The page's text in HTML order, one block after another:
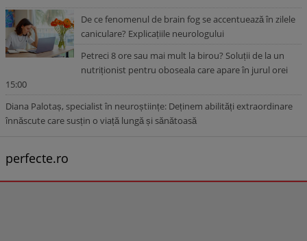
De ce fenomenul de brain fog se accentuează în zilele
caniculare? Explicațiile neurologului
Petreci 8 ore sau mai mult la birou? Soluții de la un
nutriționist pentru oboseala care apare în jurul orei
15:00
Diana Palotaș, specialist în neuroștiințe: Deținem abilități extraordinare
înnăscute care susțin o viață lungă și sănătoasă
perfecte.ro